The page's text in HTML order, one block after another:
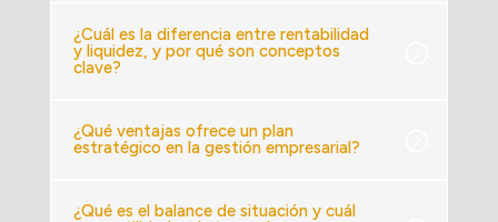
¿Cuál es la diferencia entre rentabilidad
y liquidez, y por qué son conceptos
clave?
¿Qué ventajas ofrece un plan
estratégico en la gestión empresarial?
¿Qué es el balance de situación y cuál